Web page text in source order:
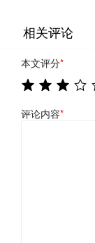
相关评论
本文评分*
评论内容*